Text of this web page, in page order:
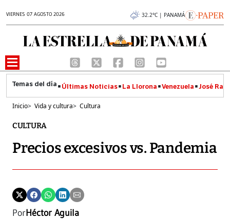
VIERNES 07 AGOSTO 2026 32.2°C | PANAMÁ
Últimas Noticias La Llorona Venezuela José
Inicio> Vida y cultura> Cultura
CULTURA
Precios excesivos vs. Pandemia
PorHéctor Aguila